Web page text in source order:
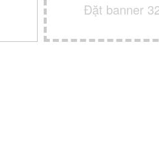
Đặt banner